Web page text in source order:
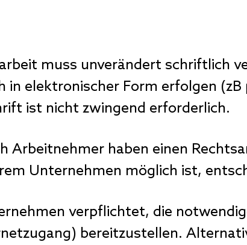
muss unverändert schriftlich
in elektronischer Form erfolgen
ist nicht zwingend erforderlich.
Arbeitnehmer haben einen
Unternehmen möglich ist,
verpflichtet, die
bereitzustellen.